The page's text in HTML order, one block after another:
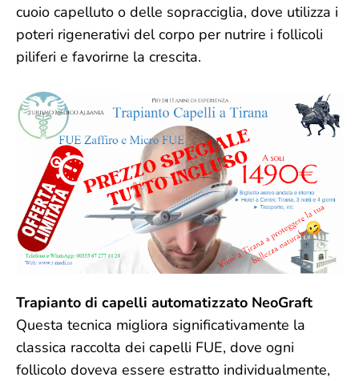
cuoio capelluto o delle sopracciglia, dove utilizza i
poteri rigenerativi del corpo per nutrire i follicoli
piliferi e favorirne la crescita.
Trapianto di capelli automatizzato NeoGraft
Questa tecnica migliora significativamente la
classica raccolta dei capelli FUE, dove ogni
follicolo doveva essere estratto individualmente,